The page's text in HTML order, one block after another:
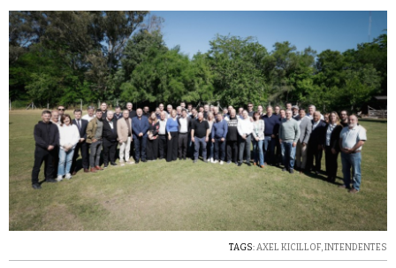
TAGS:AXEL KICILLOF,INTENDENTES